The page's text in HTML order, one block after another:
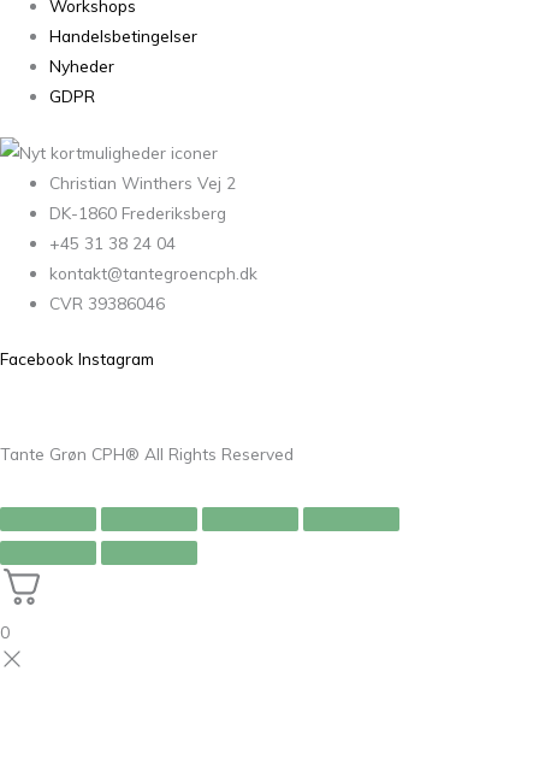
Workshops
Handelsbetingelser
Nyheder
GDPR
Christian Winthers Vej 2
DK-1860 Frederiksberg
+45 31 38 24 04
kontakt@tantegroencph.dk
CVR 39386046
Facebook Instagram
Tante Grøn CPH® All Rights Reserved
0